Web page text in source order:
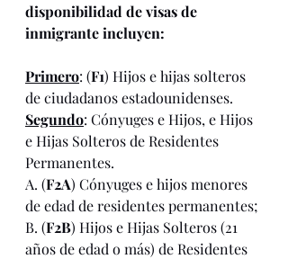
disponibilidad de visas de
inmigrante incluyen:
Primero: (F1) Hijos e hijas solteros
de ciudadanos estadounidenses.
Segundo: Cónyuges e Hijos, e Hijos
e Hijas Solteros de Residentes
Permanentes.
A. (F2A) Cónyuges e hijos menores
de edad de residentes permanentes;
B. (F2B) Hijos e Hijas Solteros (21
años de edad o más) de Residentes